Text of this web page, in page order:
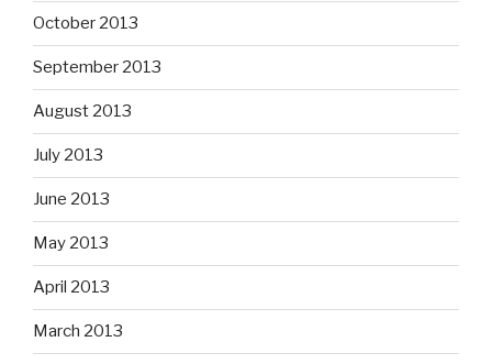
October 2013
September 2013
August 2013
July 2013
June 2013
May 2013
April 2013
March 2013